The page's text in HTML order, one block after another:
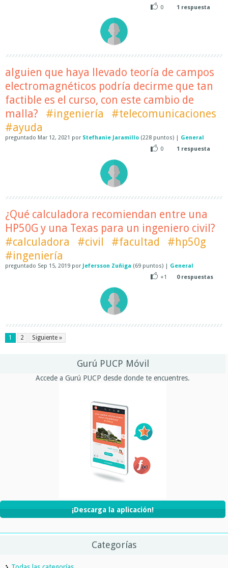
0
1 respuesta
alguien que haya llevado teoría de campos
electromagnéticos podría decirme que tan
factible es el curso, con este cambio de
malla?
#ingeniería
#telecomunicaciones
#ayuda
preguntado Mar 12, 2021 por Stefhanie Jaramillo (228 puntos) | General
0
1 respuesta
¿Qué calculadora recomiendan entre una
HP50G y una Texas para un ingeniero civil?
#calculadora
#civil #facultad
#hp50g
#ingeniería
preguntado Sep 15, 2019 por Jefersson Zuñiga (69 puntos) | General
+1
0respuestas
1 2 Siguiente »
Gurú PUCP Móvil
Accede a Gurú PUCP desde donde te encuentres.
¡Descarga la aplicación!
Categorías